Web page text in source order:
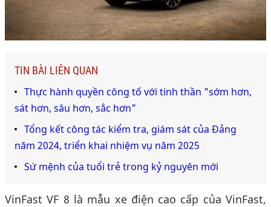
TIN BÀI LIÊN QUAN
Thực hành quyền công tố với tinh thần "sớm hơn,
sát hơn, sâu hơn, sắc hơn"
Tổng kết công tác kiểm tra, giám sát của Đảng
năm 2024, triển khai nhiệm vụ năm 2025
Sứ mệnh của tuổi trẻ trong kỷ nguyên mới
VinFast VF 8 là mẫu xe điện cao cấp của VinFast,